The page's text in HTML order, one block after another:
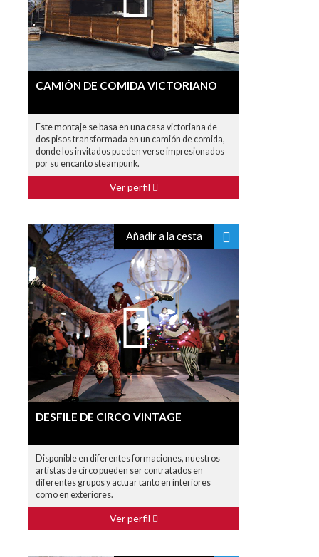
CAMIÓN DE COMIDA VICTORIANO
Este montaje se basa en una casa victoriana de
dos pisos transformada en un camión de comida,
donde los invitados pueden verse impresionados
por su encanto steampunk.
Ver perfil
Añadir a la cesta
DESFILE DE CIRCO VINTAGE
Disponible en diferentes formaciones, nuestros
artistas de circo pueden ser contratados en
diferentes grupos y actuar tanto en interiores
como en exteriores.
Ver perfil